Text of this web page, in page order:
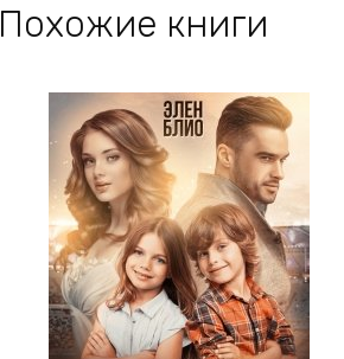
Похожие книги